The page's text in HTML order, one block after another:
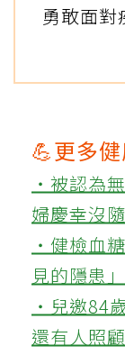
勇敢面對
💪更多
‧被認為
婦慶幸沒
‧健檢血
見的隱患
‧兒邀84
還有人照